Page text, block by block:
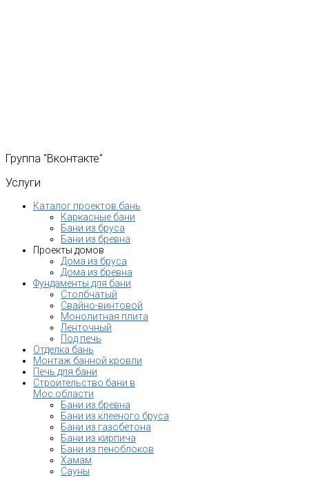
Группа "Вконтакте"
Услуги
Каталог проектов бань
Каркасные бани
Бани из бруса
Бани из бревна
Проекты домов
Дома из бруса
Дома из бревна
Фундаменты для бани
Столбчатый
Свайно-винтовой
Монолитная плита
Ленточный
Под печь
Отделка бань
Монтаж банной кровли
Печь для бани
Строительство бани в
Мос.области
Бани из бревна
Бани из клееного бруса
Бани из газобетона
Бани из кирпича
Бани из пеноблоков
Хамам
Сауны